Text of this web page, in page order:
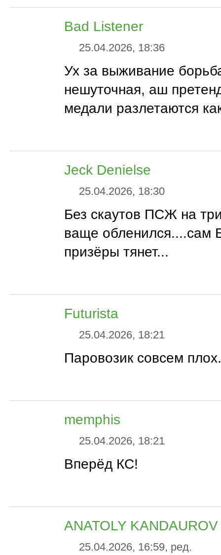
Bad Listener
25.04.2026, 18:36
Ух за выживание
нешуточная, аш
медали разлетаются
Jeck Denielse
25.04.2026, 18:30
Без скаутов ПСЖ на
ваще обленился....сам
призёры тянет...
Futurista
25.04.2026, 18:21
Паровозик совсем
memphis
25.04.2026, 18:21
Вперёд КС!
ANATOLY KANDAUROV
25.04.2026, 16:59, ред.